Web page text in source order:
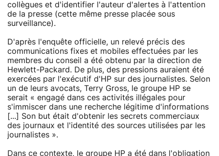
collègues et d'identifier l'auteur d'alertes à l'attention
de la presse (cette même presse placée sous
surveillance).
D'après l'enquête officielle, un relevé précis des
communications fixes et mobiles effectuées par les
membres du conseil a été obtenu par la direction de
Hewlett-Packard. De plus, des pressions auraient été
exercées par l'exécutif d'HP sur des journalistes. Selon
un de leurs avocats, Terry Gross, le groupe HP se
serait « engagé dans ces activités illégales pour
s'immiscer dans une recherche légitime d'informations
[...] Son but était d'obtenir les secrets commerciaux
des journaux et l'identité des sources utilisées par les
journalistes ».
Dans ce contexte, le groupe HP a été dans l'obligation